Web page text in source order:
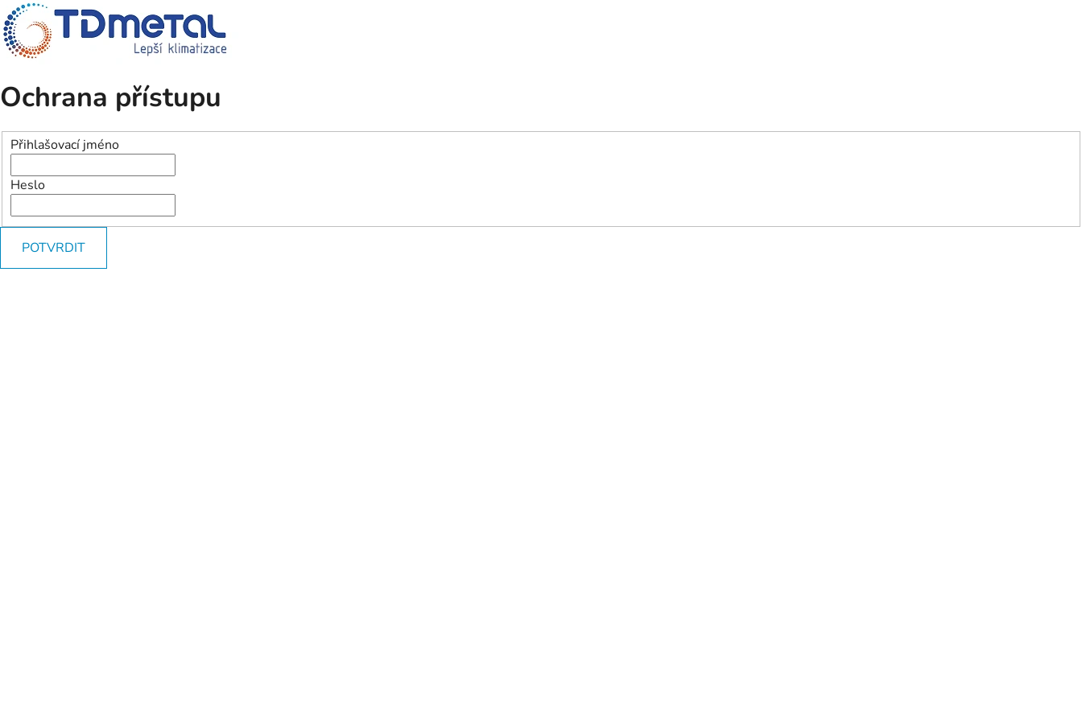
Ochrana přístupu
Přihlašovací jméno
Heslo
POTVRDIT